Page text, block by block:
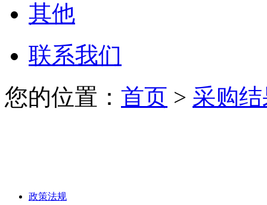
其他
联系我们
您的位置： 首页 > 采购
政策法规